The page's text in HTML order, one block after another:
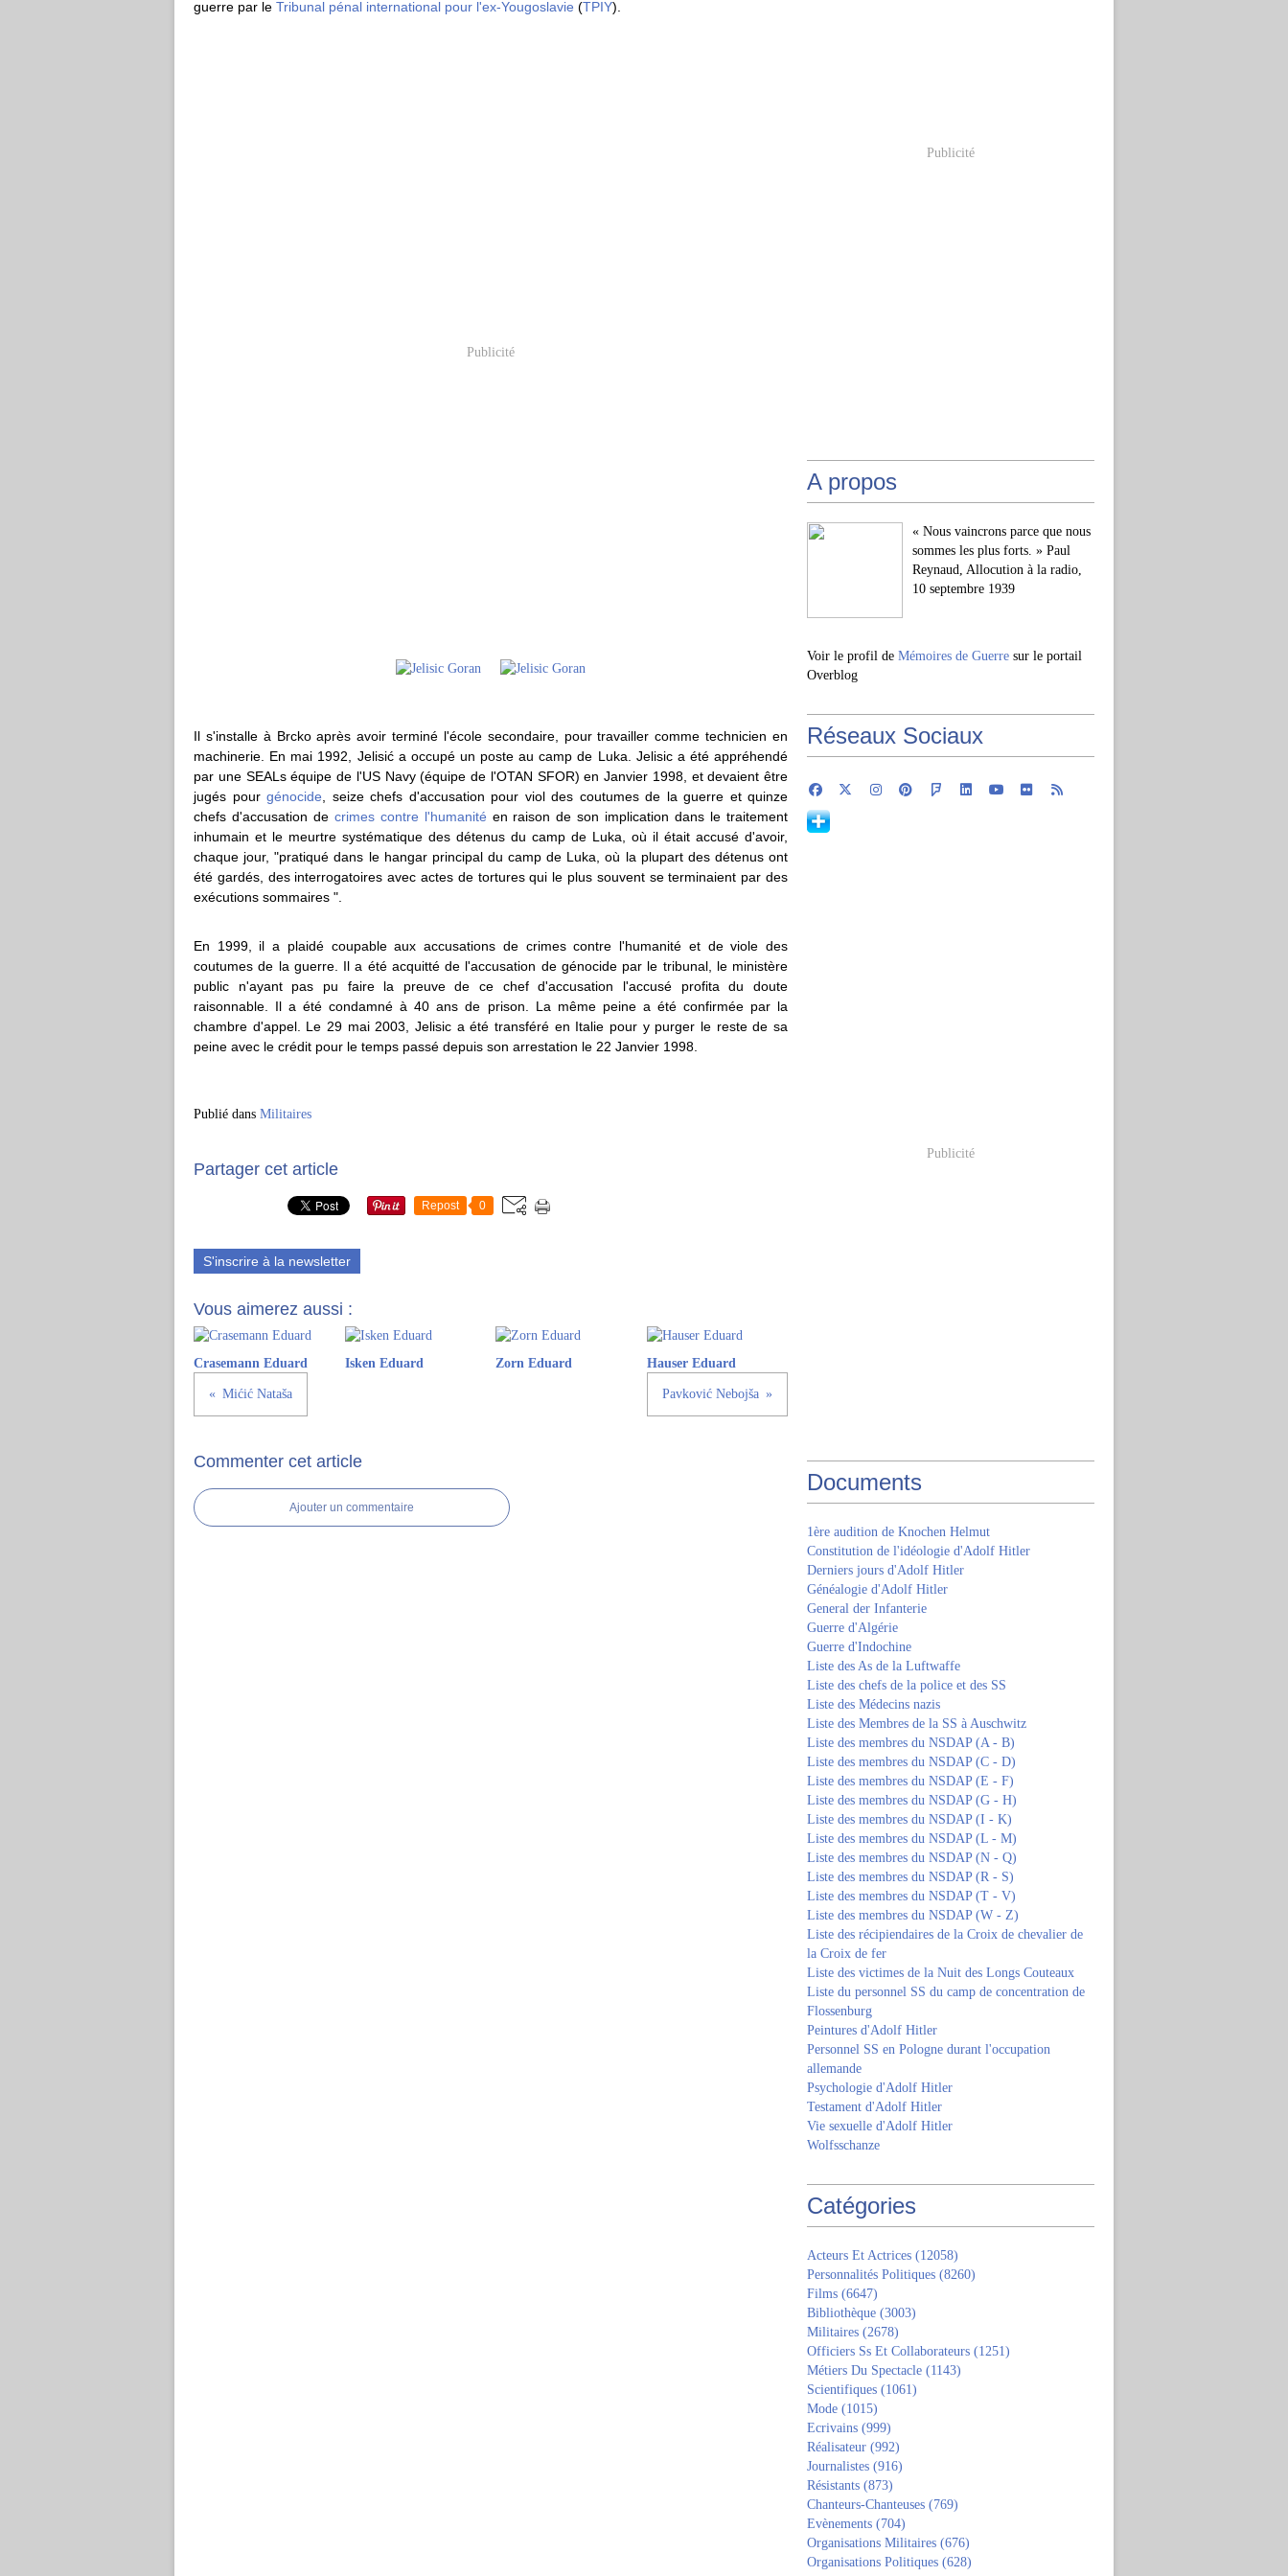
guerre par le Tribunal pénal international pour l'ex-Yougoslavie (TPIY).
Publicité
Il s'installe à Brcko après avoir terminé l'école secondaire, pour travailler comme technicien en
machinerie. En mai 1992, Jelisić a occupé un poste au camp de Luka. Jelisic a été appréhendé
par une SEALs équipe de l'US Navy (équipe de l'OTAN SFOR) en Janvier 1998, et devaient être
jugés pour génocide , seize chefs d'accusation pour viol des coutumes de la guerre et quinze
chefs d'accusation de crimes contre l'humanité en raison de son implication dans le traitement
inhumain et le meurtre systématique des détenus du camp de Luka, où il était accusé d'avoir,
chaque jour, "pratiqué dans le hangar principal du camp de Luka, où la plupart des détenus ont
été gardés, des interrogatoires avec actes de tortures qui le plus souvent se terminaient par des
exécutions sommaires ".
En 1999, il a plaidé coupable aux accusations de crimes contre l'humanité et de viole des
coutumes de la guerre. Il a été acquitté de l'accusation de génocide par le tribunal, le ministère
public n'ayant pas pu faire la preuve de ce chef d'accusation l'accusé profita du doute
raisonnable. Il a été condamné à 40 ans de prison. La même peine a été confirmée par la
chambre d'appel. Le 29 mai 2003, Jelisic a été transféré en Italie pour y purger le reste de sa
peine avec le crédit pour le temps passé depuis son arrestation le 22 Janvier 1998.
Publié dans Militaires
Partager cet article
Repost 0
S'inscrire à la newsletter
Vous aimerez aussi :
Crasemann Eduard Isken Eduard Zorn Eduard Hauser Eduard
Mićić Nataša Pavković Nebojša
Commenter cet article
Ajouter un commentaire
Publicité
A propos
« Nous vaincrons parce que nous
sommes les plus forts. » Paul
Reynaud, Allocution à la radio,
10 septembre 1939
Voir le profil de Mémoires de Guerre sur le portail
Overblog
Réseaux Sociaux
Publicité
Documents
1ère audition de Knochen Helmut
Constitution de l'idéologie d'Adolf Hitler
Derniers jours d'Adolf Hitler
Généalogie d'Adolf Hitler
General der Infanterie
Guerre d'Algérie
Guerre d'Indochine
Liste des As de la Luftwaffe
Liste des chefs de la police et des SS
Liste des Médecins nazis
Liste des Membres de la SS à Auschwitz
Liste des membres du NSDAP (A - B)
Liste des membres du NSDAP (C - D)
Liste des membres du NSDAP (E - F)
Liste des membres du NSDAP (G - H)
Liste des membres du NSDAP (I - K)
Liste des membres du NSDAP (L - M)
Liste des membres du NSDAP (N - Q)
Liste des membres du NSDAP (R - S)
Liste des membres du NSDAP (T - V)
Liste des membres du NSDAP (W - Z)
Liste des récipiendaires de la Croix de chevalier de
la Croix de fer
Liste des victimes de la Nuit des Longs Couteaux
Liste du personnel SS du camp de concentration de
Flossenburg
Peintures d'Adolf Hitler
Personnel SS en Pologne durant l'occupation
allemande
Psychologie d'Adolf Hitler
Testament d'Adolf Hitler
Vie sexuelle d'Adolf Hitler
Wolfsschanze
Catégories
Acteurs Et Actrices (12058)
Personnalités Politiques (8260)
Films (6647)
Bibliothèque (3003)
Militaires (2678)
Officiers Ss Et Collaborateurs (1251)
Métiers Du Spectacle (1143)
Scientifiques (1061)
Mode (1015)
Ecrivains (999)
Réalisateur (992)
Journalistes (916)
Résistants (873)
Chanteurs-Chanteuses (769)
Evènements (704)
Organisations Militaires (676)
Organisations Politiques (628)